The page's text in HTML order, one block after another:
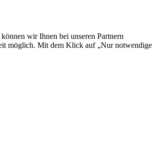
wir Ihnen bei unseren Partnern
möglich. Mit dem Klick auf „Nur notwendige